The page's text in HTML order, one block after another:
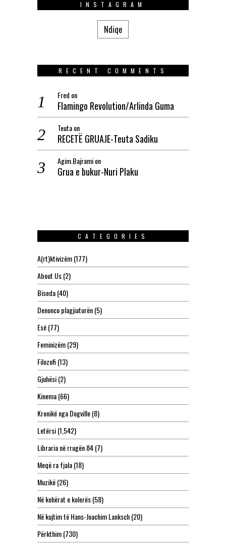
INSTAGRAM
Ndiqe
RECENT COMMENTS
Fred on
Flamingo Revolution/Arlinda Guma
Teutaon
RECETË GRUAJE-Teuta Sadiku
Agim.Bajramion
Grua e bukur-Nuri Plaku
CATEGORIES
A(rt)ktivizëm(177)
About Us(2)
Biseda(40)
Denonco plagjiaturën(5)
Esé(77)
Feminizëm(29)
Filozofi (13)
Gjuhësi(2)
Kinema(66)
Kronikë nga Dogville(8)
Letërsi(1,542)
Libraria në rrugën 84(7)
Meqë ra fjala(18)
Muzikë(26)
Në kohërat e kolerës(58)
Në kujtim të Hans-Joachim Lanksch(20)
Përkthim(730)